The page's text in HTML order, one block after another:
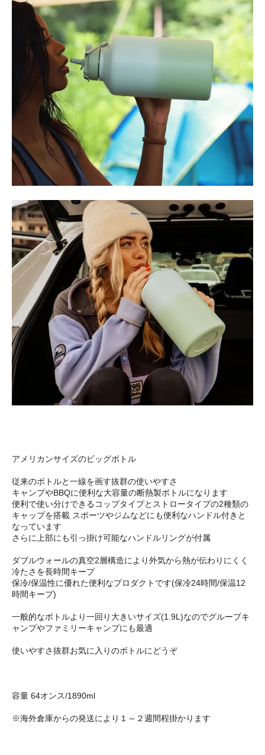
アメリカンサイズのビッグボトル
従来のボトルと一線を画す抜群の使いやすさ
キャンプやBBQに便利な大容量の断熱製ボトルになります
便利で使い分けできるコップタイプとストロータイプの2種類の
キャップを搭載 スポーツやジムなどにも便利なハンドル付きと
なっています
さらに上部にも引っ掛け可能なハンドルリングが付属
ダブルウォールの真空2層構造により外気から熱が伝わりにくく
冷たさを長時間キープ
保冷/保温性に優れた便利なプロダクトです(保冷24時間/保温12
時間キープ)
一般的なボトルより一回り大きいサイズ(1.9L)なのでグループキ
ャンプやファミリーキャンプにも最適
使いやすさ抜群お気に入りのボトルにどうぞ
容量 64オンス/1890ml
※海外倉庫からの発送により１～２週間程掛かります